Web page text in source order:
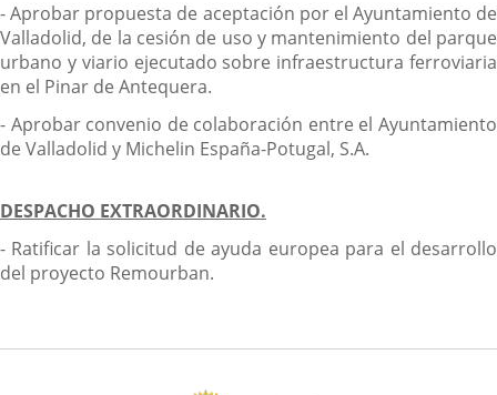
- Aprobar propuesta de aceptación por el Ayuntamiento de
Valladolid, de la cesión de uso y mantenimiento del parque
urbano y viario ejecutado sobre infraestructura ferroviaria
en el Pinar de Antequera.
- Aprobar convenio de colaboración entre el Ayuntamiento
de Valladolid y Michelin España-Potugal, S.A.
DESPACHO EXTRAORDINARIO.
- Ratificar la solicitud de ayuda europea para el desarrollo
del proyecto Remourban.